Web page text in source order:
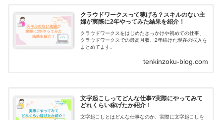
クラウドワークスって稼げる？スキルのない主
婦が実際に2年やってみた結果を紹介！
クラウドワークスをはじめたきっかけや初めての仕事、
クラウドワークスでの最高月収、2年続けた現在の収入を
まとめてます。
tenkinzoku-blog.com
文字起こしってどんな仕事?実際にやってみて
どれくらい稼げたか紹介！
文字起こしとはどんな仕事なのか、実際に文字起こしを